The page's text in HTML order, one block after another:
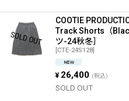
COOTIE
Track Shorts（
ツ-24秋冬］
[CTE-24S128]
¥ 26,400 (税込)
SOLD OUT